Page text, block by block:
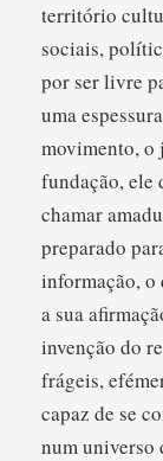
território
sociais,
por ser livre
uma
movimento, o
fundação, ele
chamar
preparado
informação, o
a sua
invenção do
frágeis,
capaz de se
num universo